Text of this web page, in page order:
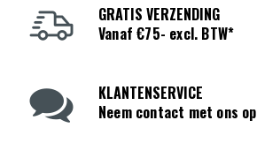
GRATIS VERZENDING
Vanaf €75- excl. BTW*
KLANTENSERVICE
Neem contact met ons op